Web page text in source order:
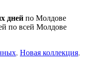
дней по Молдове
по всей Молдове
, Новая коллекция,